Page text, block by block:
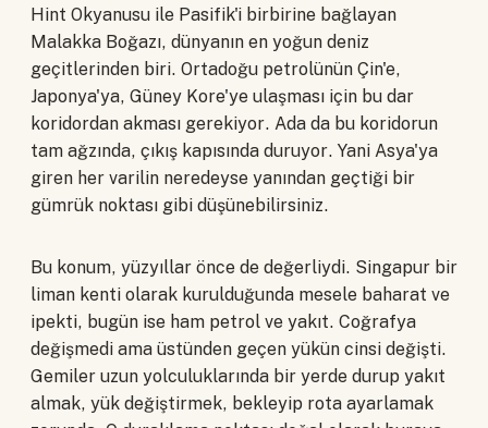
Hint Okyanusu ile Pasifik'i birbirine bağlayan
Malakka Boğazı, dünyanın en yoğun deniz
geçitlerinden biri. Ortadoğu petrolünün Çin'e,
Japonya'ya, Güney Kore'ye ulaşması için bu dar
koridordan akması gerekiyor. Ada da bu koridorun
tam ağzında, çıkış kapısında duruyor. Yani Asya'ya
giren her varilin neredeyse yanından geçtiği bir
gümrük noktası gibi düşünebilirsiniz.
Bu konum, yüzyıllar önce de değerliydi. Singapur bir
liman kenti olarak kurulduğunda mesele baharat ve
ipekti, bugün ise ham petrol ve yakıt. Coğrafya
değişmedi ama üstünden geçen yükün cinsi değişti.
Gemiler uzun yolculuklarında bir yerde durup yakıt
almak, yük değiştirmek, bekleyip rota ayarlamak